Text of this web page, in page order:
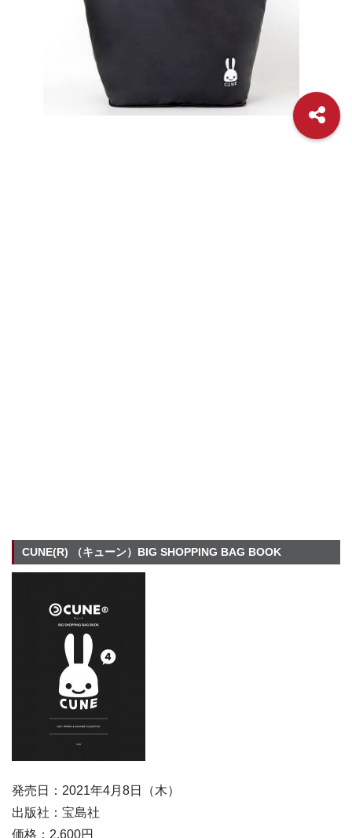
CUNE(R) （キューン）BIG SHOPPING BAG BOOK
発売日：2021年4月8日（木）
出版社：宝島社
価格：2,600円